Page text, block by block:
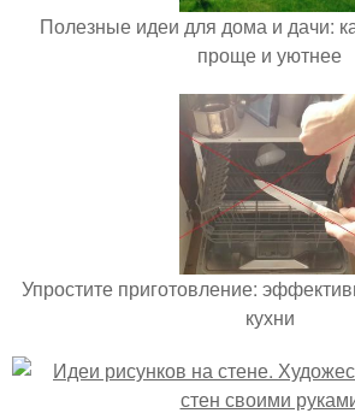
Полезные идеи для дома и дачи:
проще и уютнее
Упростите приготовление:
кухни